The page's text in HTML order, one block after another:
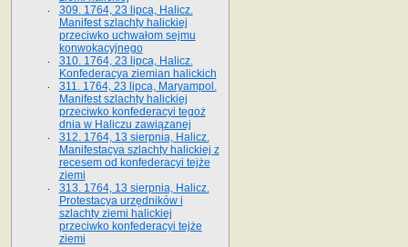
309. 1764, 23 lipca, Halicz.
Manifest szlachty halickiej
przeciwko uchwałom sejmu
konwokacyjnego
310. 1764, 23 lipca, Halicz.
Konfederacya ziemian halickich
311. 1764, 23 lipca, Maryampol.
Manifest szlachty halickiej
przeciwko konfederacyi tegoż
dnia w Haliczu zawiązanej
312. 1764, 13 sierpnia, Halicz.
Manifestacya szlachty halickiej z
recesem od konfederacyi tejże
ziemi
313. 1764, 13 sierpnia, Halicz.
Protestacya urzędników i
szlachty ziemi halickiej
przeciwko konfederacyi tejże
ziemi